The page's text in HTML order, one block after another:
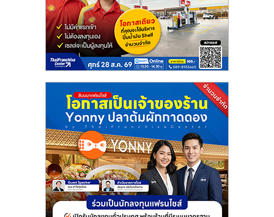
ปรึกษา
การ